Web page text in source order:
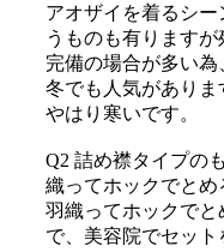
アオザイを着るシ
うものも有ります
完備の場合が多い
冬でも人気があり
やはり寒いです。
Q2 詰め襟タイプの
織ってホックでとめ
羽織ってホックで
で、美容院でセッ